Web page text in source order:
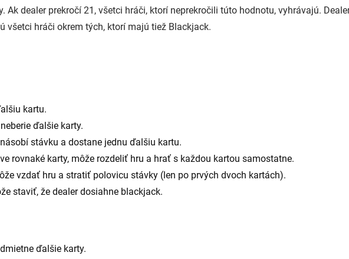
Ak dealer prekročí 21, všetci hráči, ktorí neprekročili túto hodnotu, vyhrávajú.
všetci hráči okrem tých, ktorí majú tiež Blackjack.
kartu.
ďalšie karty.
stávku a dostane jednu ďalšiu kartu.
rovnaké karty, môže rozdeliť hru a hrať s každou kartou samostatne.
vzdať hru a stratiť polovicu stávky (len po prvých dvoch kartách).
staviť, že dealer dosiahne blackjack.
ďalšie karty.